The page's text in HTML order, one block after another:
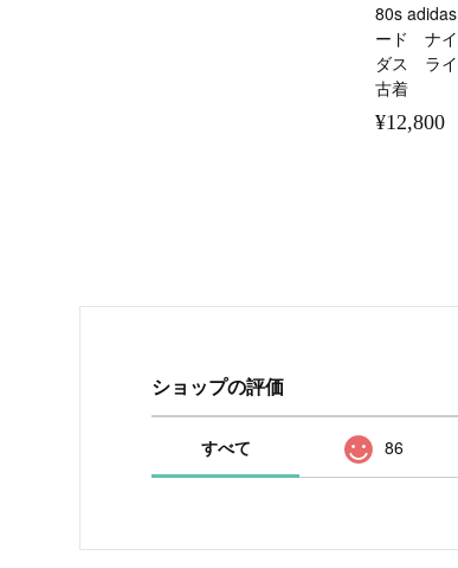
80s
ード ナ
ダス ラ
古着
¥12,800
ショップの評価
すべて 86